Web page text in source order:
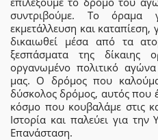
συντριβούμε. Το όραμα
εκμετάλλευση και καταπίεση,
δικαιωθεί μέσα από τα
ξεσπάσματα της
οργανωμένο πολιτικό αγώνα
μας. Ο δρόμος που
δύσκολος δρόμος, αυτός που
κόσμο που κουβαλάμε στις
Ιστορία και παλεύει για
Επανάσταση.